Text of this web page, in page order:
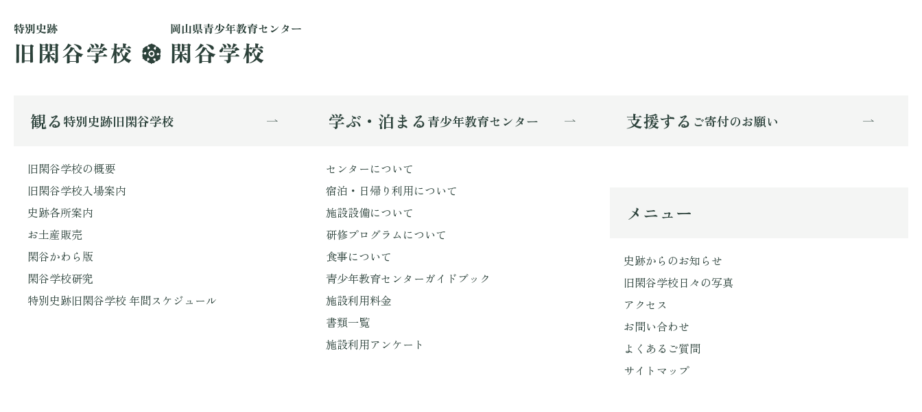
観る特別史跡旧閑谷学校
旧閑谷学校の概要
旧閑谷学校入場案内
史跡各所案内
お土産販売
閑谷かわら版
閑谷学校研究
特別史跡旧閑谷学校 年間スケジュール
学ぶ・泊まる青少年教育センター
センターについて
宿泊・日帰り利用について
施設設備について
研修プログラムについて
食事について
青少年教育センターガイドブック
施設利用料金
書類一覧
施設利用アンケート
支援する ご寄付のお願い
メニュー
史跡からのお知らせ
旧閑谷学校日々の写真
アクセス
お問い合わせ
よくあるご質問
サイトマップ